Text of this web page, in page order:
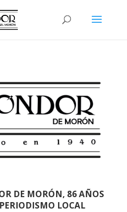
DE MORÓN, 86 AÑOS
LOCAL